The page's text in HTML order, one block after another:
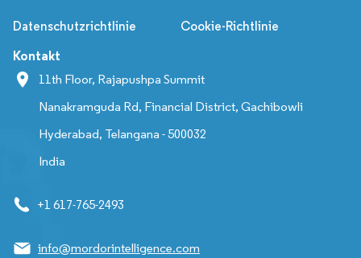
Datenschutzrichtlinie Cookie-Richtlinie
Kontakt
11th Floor, Rajapushpa Summit
Nanakramguda Rd, Financial District, Gachibowli
Hyderabad, Telangana - 500032
India
+1 617-765-2493
info@mordorintelligence.com